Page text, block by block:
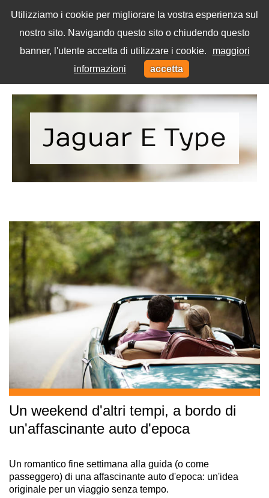
Utilizziamo i cookie per migliorare la vostra esperienza sul
nostro sito. Navigando questo sito o chiudendo questo
banner, l'utente accetta di utilizzare i cookie.
maggiori
informazioni
accetta
Menu
Jaguar E Type
Un weekend d'altri tempi, a bordo di
un'affascinante auto d'epoca
Un romantico fine settimana alla guida (o come
passeggero) di una affascinante auto d'epoca: un'idea
originale per un viaggio senza tempo.